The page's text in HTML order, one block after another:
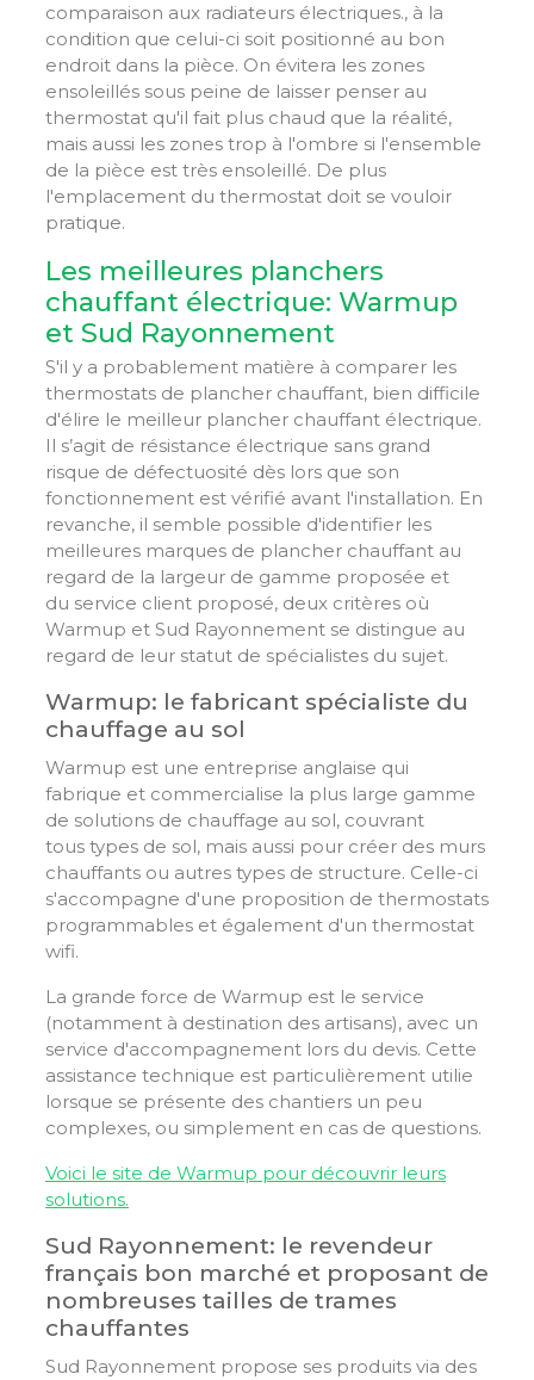
comparaison aux radiateurs électriques., à la
condition que celui-ci soit positionné au bon
endroit dans la pièce. On évitera les zones
ensoleillés sous peine de laisser penser au
thermostat qu'il fait plus chaud que la réalité,
mais aussi les zones trop à l'ombre si l'ensemble
de la pièce est très ensoleillé. De plus
l'emplacement du thermostat doit se vouloir
pratique.
Les meilleures planchers
chauffant électrique: Warmup
et Sud Rayonnement
S'il y a probablement matière à comparer les
thermostats de plancher chauffant, bien difficile
d'élire le meilleur plancher chauffant électrique.
Il s’agit de résistance électrique sans grand
risque de défectuosité dès lors que son
fonctionnement est vérifié avant l'installation. En
revanche, il semble possible d'identifier les
meilleures marques de plancher chauffant au
regard de la largeur de gamme proposée et
du service client proposé, deux critères où
Warmup et Sud Rayonnement se distingue au
regard de leur statut de spécialistes du sujet.
Warmup: le fabricant spécialiste du
chauffage au sol
Warmup est une entreprise anglaise qui
fabrique et commercialise la plus large gamme
de solutions de chauffage au sol, couvrant
tous types de sol, mais aussi pour créer des murs
chauffants ou autres types de structure. Celle-ci
s'accompagne d'une proposition de thermostats
programmables et également d'un thermostat
wifi.
La grande force de Warmup est le service
(notamment à destination des artisans), avec un
service d'accompagnement lors du devis. Cette
assistance technique est particulièrement utilie
lorsque se présente des chantiers un peu
complexes, ou simplement en cas de questions.
Voici le site de Warmup pour découvrir leurs
solutions.
Sud Rayonnement: le revendeur
français bon marché et proposant de
nombreuses tailles de trames
chauffantes
Sud Rayonnement propose ses produits via des